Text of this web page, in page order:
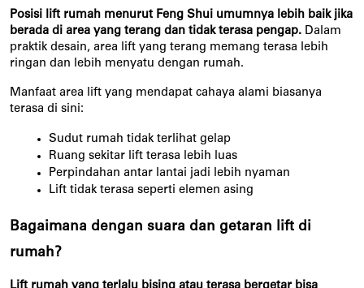
Posisi lift rumah menurut Feng Shui umumnya lebih baik jika
berada di area yang terang dan tidak terasa pengap. Dalam
praktik desain, area lift yang terang memang terasa lebih
ringan dan lebih menyatu dengan rumah.
Manfaat area lift yang mendapat cahaya alami biasanya
terasa di sini:
Sudut rumah tidak terlihat gelap
Ruang sekitar lift terasa lebih luas
Perpindahan antar lantai jadi lebih nyaman
Lift tidak terasa seperti elemen asing
Bagaimana dengan suara dan getaran lift di
rumah?